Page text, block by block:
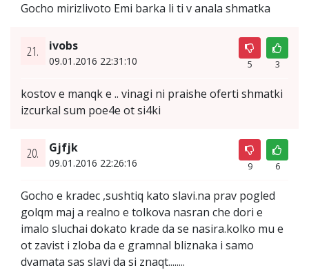
Gocho mirizlivoto Emi barka li ti v anala shmatka
21. ivobs
09.01.2016 22:31:10 5 3
kostov e manqk e .. vinagi ni praishe oferti shmatki
izcurkal sum poe4e ot si4ki
20. Gjfjk
09.01.2016 22:26:16 9 6
Gocho e kradec ,sushtiq kato slavi.na prav pogled
golqm maj a realno e tolkova nasran che dori e
imalo sluchai dokato krade da se nasira.kolko mu e
ot zavist i zloba da e gramnal bliznaka i samo
dvamata sas slavi da si znaqt........